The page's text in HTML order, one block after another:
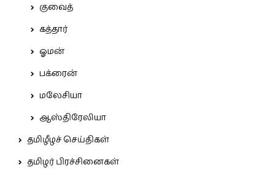
குவைத்
கத்தார்
ஓமன்
பக்ரைன்
மலேசியா
ஆஸ்திரேலியா
தமிழீழச் செய்திகள்
தமிழர் பிரச்சினைகள்